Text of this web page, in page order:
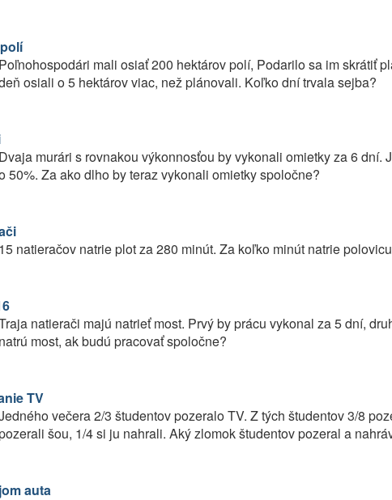
Poľnohospodári mali osiať 200 hektárov polí, Podarilo sa im skrátiť
osiali o 5 hektárov viac, než plánovali. Koľko dní trvala sejba?
Dvaja murári s rovnakou výkonnosťou by vykonali omietky za 6 dní.
50%. Za ako dlho by teraz vykonali omietky spoločne?
15 natieračov natrie plot za 280 minút. Za koľko minút natrie
natierači majú natrieť most. Prvý by prácu vykonal za 5 dní,
natrú most, ak budú pracovať spoločne?
TV
večera 2/3 študentov pozeralo TV. Z tých študentov 3/8
šou, 1/4 si ju nahrali. Aký zlomok študentov pozeral a
auta